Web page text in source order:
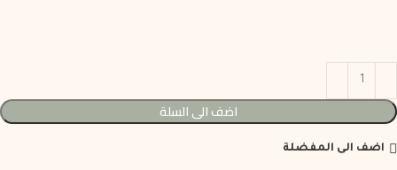
اضف الى السلة
اضف الى المفضلة